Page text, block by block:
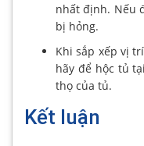
nhất định. Nếu
bị hỏng.
Khi sắp xếp vị
hãy để hộc tủ
thọ của tủ.
Kết luận